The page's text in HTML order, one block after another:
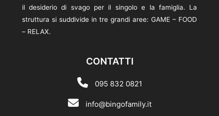
il desiderio di svago per il singolo e la famiglia. La
struttura si suddivide in tre grandi aree: GAME – FOOD
– RELAX.
CONTATTI
095 832 0821
info@bingofamily.it